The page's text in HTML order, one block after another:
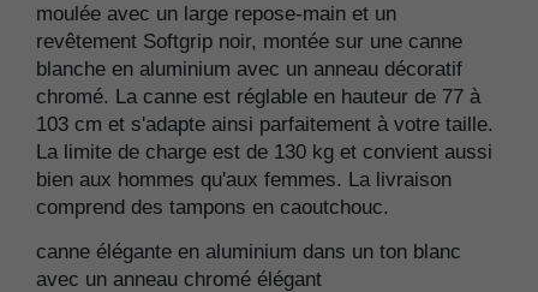
moulée avec un large repose-main et un
revêtement Softgrip noir, montée sur une canne
blanche en aluminium avec un anneau décoratif
chromé. La canne est réglable en hauteur de 77 à
103 cm et s'adapte ainsi parfaitement à votre taille.
La limite de charge est de 130 kg et convient aussi
bien aux hommes qu'aux femmes. La livraison
comprend des tampons en caoutchouc.
canne élégante en aluminium dans un ton blanc
avec un anneau chromé élégant